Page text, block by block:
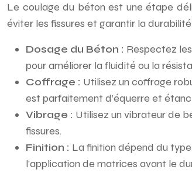
Le coulage du béton est une étape
éviter les fissures et garantir la
Dosage du Béton : Respectez
pour améliorer la fluidité ou la
Coffrage : Utilisez un coffrage
est parfaitement d’équerre et
Vibrage : Utilisez un vibrateur de
fissures.
Finition : La finition dépend du
l’application de matrices avant le